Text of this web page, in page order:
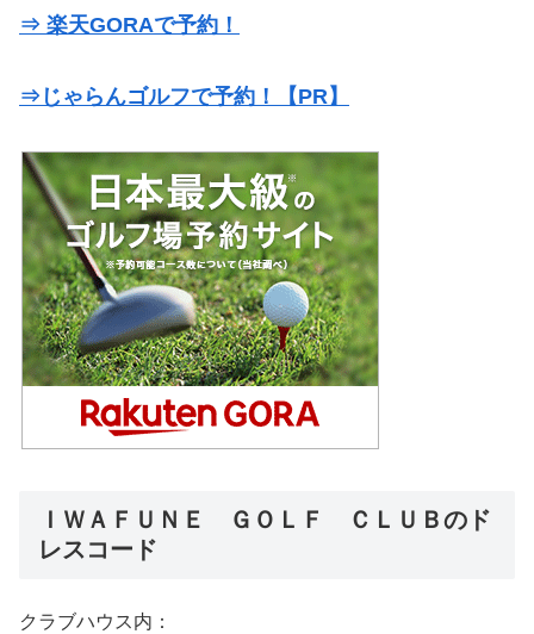
⇒ 楽天GORAで予約！
⇒じゃらんゴルフで予約！【PR】
ＩＷＡＦＵＮＥ ＧＯＬＦ ＣＬＵＢのド
レスコード
クラブハウス内：